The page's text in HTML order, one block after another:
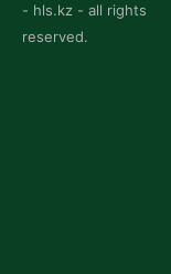
- hls.kz - all rights
reserved.